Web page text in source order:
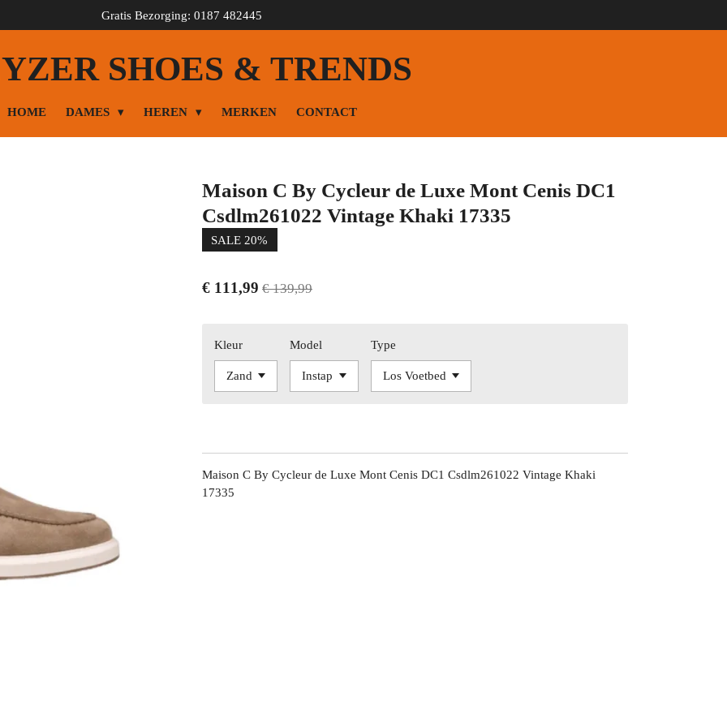
Gratis Bezorging: 0187 482445
SHOES & TRENDS
HOME DAMES HEREN MERKEN CONTACT
Maison C By Cycleur de Luxe Mont Cenis DC1
Csdlm261022 Vintage Khaki 17335
SALE 20%
€ 111,99 € 139,99
Kleur Model Type
Maison C By Cycleur de Luxe Mont Cenis DC1 Csdlm261022 Vintage Khaki
17335